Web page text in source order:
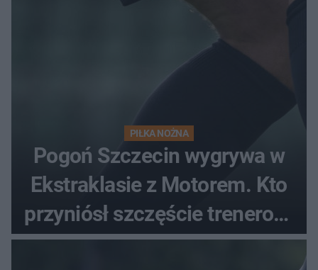
PIŁKA NOŻNA
Pogoń Szczecin wygrywa w
Ekstraklasie z Motorem. Kto
przyniósł szczęście trenerowi
gospodarzy?